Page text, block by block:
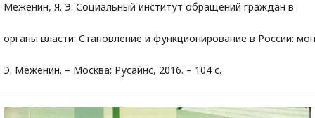
Меженин, Я. Э. Социальный институт обращений граждан в
органы власти: Становление и функционирование в России:
Э. Меженин. – Москва: Русайнс, 2016. – 104 с.